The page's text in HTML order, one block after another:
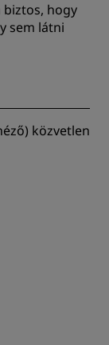
biztos, hogy
sem látni
közvetlen